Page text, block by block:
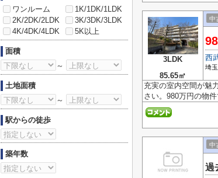
3LDK
85.65㎡
中
西
埼
充実の室内空間が魅
さい。980万円の物
中
過
ワンルーム
1K/1DK/1LDK
2K/2DK/2LDK
3K/3DK/3LDK
4K/4DK/4LDK
5K以上
面積
～
土地面積
～
駅からの徒歩
築年数